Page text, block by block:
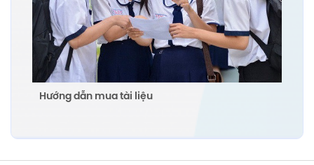
Hướng dẫn mua tài liệu